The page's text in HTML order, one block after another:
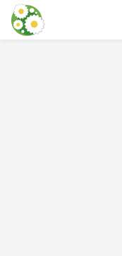
本文に飛ぶ